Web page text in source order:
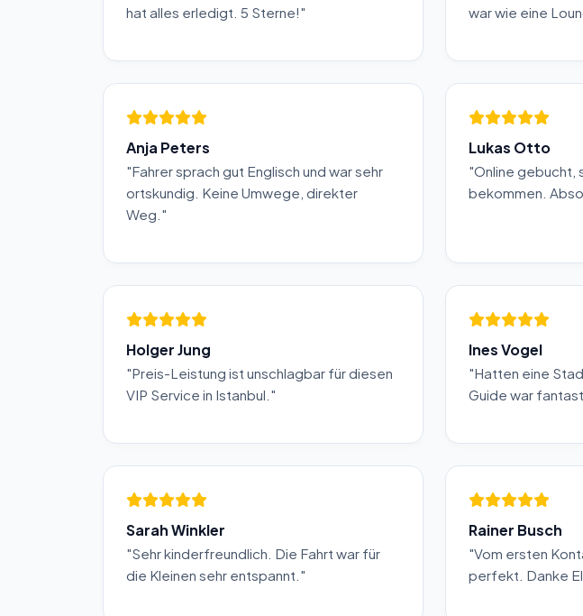
hat alles erledigt. 5 Sterne!"
war wie eine
Anja Peters
"Fahrer sprach gut Englisch und war sehr
ortskundig. Keine Umwege, direkter
Weg."
Lukas Otto
"Online
bekommen.
Holger Jung
"Preis-Leistung ist unschlagbar für diesen
VIP Service in Istanbul."
Ines Vogel
"Hatten eine
Guide war
Sarah Winkler
"Sehr kinderfreundlich. Die Fahrt war für
die Kleinen sehr entspannt."
Rainer Busch
"Vom ersten
perfekt. Danke